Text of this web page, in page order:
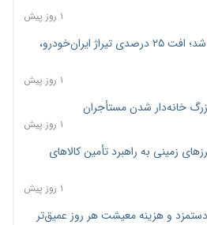
۱ روز پیش
ترمز تولید خودرو کشیده شد؛ افت ۲۵ درصدی تیراژ ایران‌خودرو،
۱ روز پیش
خانه‌دار شدن مستأجران
۱ روز پیش
زمینی به راهبرد تأمین کالاهای
۱ روز پیش
و هزینه معیشت هر روز عمیق‌تر